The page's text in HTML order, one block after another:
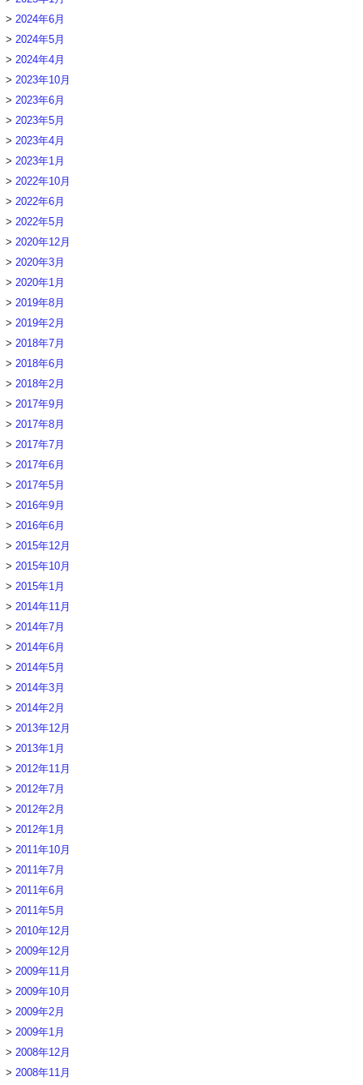
2024年6月
2024年5月
2024年4月
2023年10月
2023年6月
2023年5月
2023年4月
2023年1月
2022年10月
2022年6月
2022年5月
2020年12月
2020年3月
2020年1月
2019年8月
2019年2月
2018年7月
2018年6月
2018年2月
2017年9月
2017年8月
2017年7月
2017年6月
2017年5月
2016年9月
2016年6月
2015年12月
2015年10月
2015年1月
2014年11月
2014年7月
2014年6月
2014年5月
2014年3月
2014年2月
2013年12月
2013年1月
2012年11月
2012年7月
2012年2月
2012年1月
2011年10月
2011年7月
2011年6月
2011年5月
2010年12月
2009年12月
2009年11月
2009年10月
2009年2月
2009年1月
2008年12月
2008年11月